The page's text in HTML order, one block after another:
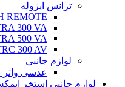
ترانس ایزوله
REMOTE
300 VA
500 VA
300 AV
لوازم جانبی
عدسی
لوازم جانبی استخر